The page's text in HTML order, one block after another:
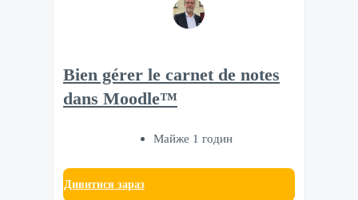
Bien gérer le carnet de notes
dans Moodle™
Майже 1 годин
Дивитися зараз